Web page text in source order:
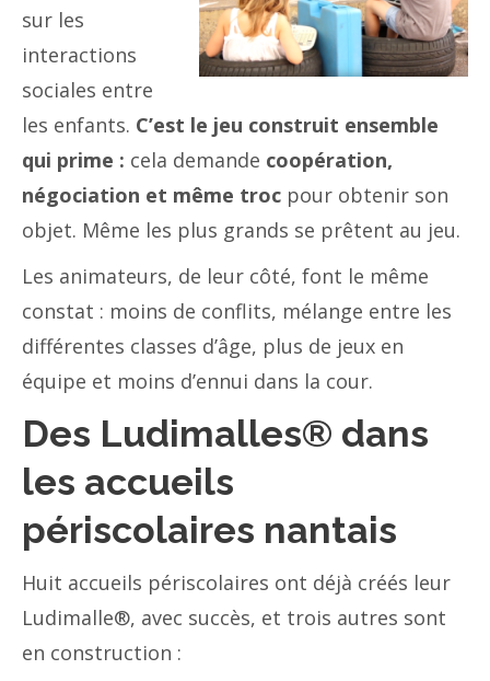
sur les
interactions
sociales entre
les enfants. C’est le jeu construit ensemble
qui prime : cela demande coopération,
négociation et même troc pour obtenir son
objet. Même les plus grands se prêtent au jeu.
Les animateurs, de leur côté, font le même
constat : moins de conflits, mélange entre les
différentes classes d’âge, plus de jeux en
équipe et moins d’ennui dans la cour.
Des Ludimalles® dans
les accueils
périscolaires nantais
Huit accueils périscolaires ont déjà créés leur
Ludimalle®, avec succès, et trois autres sont
en construction :